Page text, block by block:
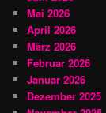
Mai 2026
April 2026
März 2026
Februar 2026
Januar 2026
Dezember 2025